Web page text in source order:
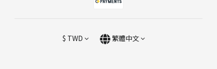
$ TWD 繁體中文